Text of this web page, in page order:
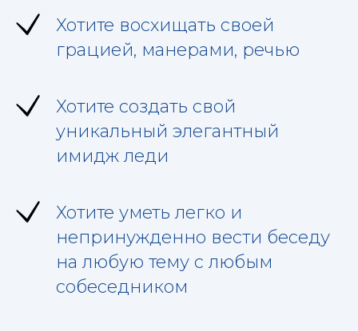
Хотите восхищать своей
грацией, манерами, речью
Хотите создать свой
уникальный элегантный
имидж леди
Хотите уметь легко и
непринужденно вести беседу
на любую тему с любым
собеседником